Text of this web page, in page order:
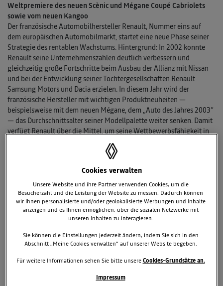
Weltpremiere des neuen Scènic und Mégane Coupé Cabriolets
sowie vom neuen Kangoo
Der französische Automobilhersteller Renault, Nummer eins auf
dem europäischen Automobilmarkt, startet eine neue Phase seiner
Strategie des rentablen Wachstums. Hintergrund: In 2002 konnte
Renault seine Unternehmenszahlen deutlich verbessern und
gleichzeitig große Fortschritte beim Ausbau der Allianz mit Nissan
und bei der Entwicklung seiner Tochtergesellschaften Renault
Samsung Motors und Dacia erzielen. In diesem Jahr wird der
französische Hersteller mit wichtigen Produktneuheiten —
beispielsweise mit dem neuen Mégane, dem „Auto des Jahres 2003“
— das Durchschnittsalter seiner Modellpalette weiter senken. Damit
verfügt Renault über die Mittel, um seine Wettbewerbsfähigkeit in
einem allgemein unsicheren Wirtschaftsumfeld weiter zu steigern.
Im Jahr 2002 hat Renault sein internationales Wachstum, die
Erneuerung seiner Modellpalette und die Strukturierung der
Renault-Nissan Allianz entschieden voran getrieben. Über 2,4
Millionen verkaufte Fahrzeuge weltweit und deutlich verbesserte
Finanzergebnisse mit einem Nettoergebnis von 1,96 Milliarden Euro
bei 36,34 Milliarden Euro Umsatz sind die erfreulichen Ergebnisse
In Westeuropa, ihrem wichtigsten Markt, behauptete die Renault-
fünften Mal in Folge ist Renault stärkste Einzelmarke auf dem
Gesamtmarkt (Pkw und Leichte Nutzfahrzeuge) und erstmals wieder
Cookies verwalten
Unsere Website und ihre Partner verwenden Cookies, um die
Besucherzahl und die Leistung der Website zu messen. Dadurch können
wir Ihnen personalisierte und/oder geolokalisierte Werbungen und Inhalte
anzeigen und es Ihnen ermöglichen, über die sozialen Netzwerke mit
unseren Inhalten zu interagieren.
Sie können die Einstellungen jederzeit ändern, indem Sie sich in den
Abschnitt „Meine Cookies verwalten“ auf unserer Website begeben.
Für weitere Informationen sehen Sie bitte unsereCookies-Grundsätze an.
Impressum